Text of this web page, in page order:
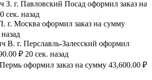
З. г. Павловский Посад оформил заказ на
сек. назад
г. Москва оформил заказ на сумму
В. г. Перславль-Залесский оформил
₽ 20 сек. назад
оформил заказ на сумму 43,600.00 ₽